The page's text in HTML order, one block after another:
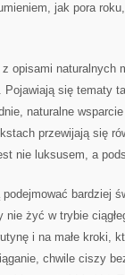
jak pora
opisami naturalnych
się tematy
naturalne
przewijają się
nie luksusem, a
bardziej
żyć w trybie
i na małe kroki,
chwile ciszy